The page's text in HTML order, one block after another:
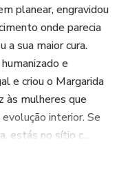
planear, engravidou
onde parecia
a sua maior cura.
e
e criou o Margarida
às mulheres que
interior. Se
estás no sítio c...